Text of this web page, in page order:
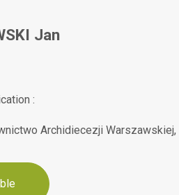
Jan
:
Archidiecezji